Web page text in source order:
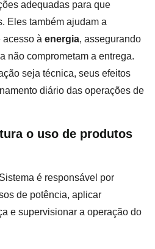
adequadas para que
Eles também ajudam a
acesso à energia, assegurando
não comprometam a entrega.
seja técnica, seus efeitos
diário das operações de
o uso de produtos
é responsável por
de potência, aplicar
e supervisionar a operação do